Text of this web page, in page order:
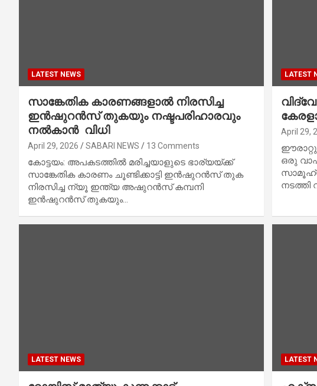
LATEST NEWS
സാങ്കേതിക കാരണങ്ങളാൽ നിരസിച്ച
ഇൻഷുറൻസ് തുകയും നഷ്ടപരിഹാരവും
നൽകാൻ വിധി
April 29, 2026 SABARI NEWS 13 Comments
കോട്ടയം: അപകടത്തിൽ മരിച്ചയാളുടെ ഭാര്യയ്ക്ക്
സാങ്കേതിക കാരണം ചൂണ്ടിക്കാട്ടി ഇൻഷുറൻസ് തുക
നിരസിച്ച ന്യൂ ഇന്ത്യ അഷുറൻസ് കമ്പനി
ഇൻഷുറൻസ് തുകയും…
LATEST
April 29,
ഒരു
നടത്തി
LATEST NEWS LATEST